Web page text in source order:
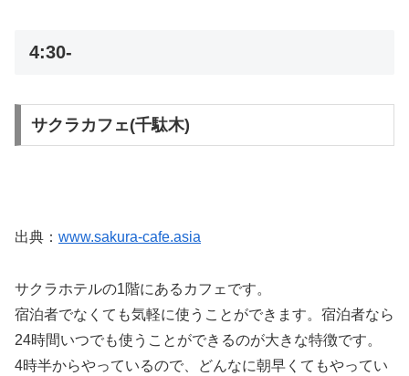
4:30-
サクラカフェ(千駄木)
出典： www.sakura-cafe.asia
サクラホテルの1階にあるカフェです。
宿泊者でなくても気軽に使うことができます。宿泊者なら
24時間いつでも使うことができるのが大きな特徴です。
4時半からやっているので、どんなに朝早くてもやってい